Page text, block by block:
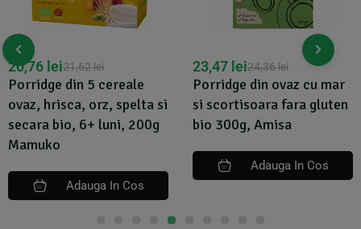
Porridge din 5 cereale
ovaz, hrisca, orz, spelta si
secara bio, 6+ luni, 200g
Mamuko
21,62lei
20,76 lei
Adauga In Cos
Porridge din ovaz cu mar
si scortisoara fara gluten
bio 300g, Amisa
24,36lei
23,47 lei
Adauga In Cos